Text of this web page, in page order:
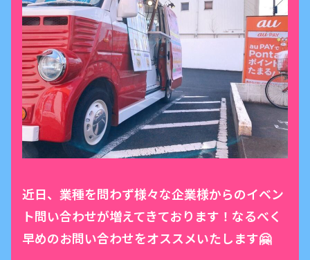
近日、業種を問わず様々な企業様からのイベン
ト問い合わせが増えてきております！なるべく
早めのお問い合わせをオススメいたします🤗